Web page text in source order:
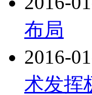
布局
2016-
术发挥